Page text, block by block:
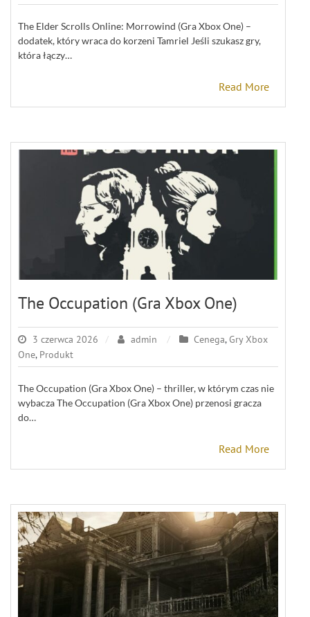
The Elder Scrolls Online: Morrowind (Gra Xbox One) –
dodatek, który wraca do korzeni Tamriel Jeśli szukasz gry,
która łączy…
Read More
The Occupation (Gra Xbox One)
3 czerwca 2026 admin Cenega,Gry Xbox
One, Produkt
The Occupation (Gra Xbox One) – thriller, w którym czas nie
wybacza The Occupation (Gra Xbox One) przenosi gracza
do…
Read More